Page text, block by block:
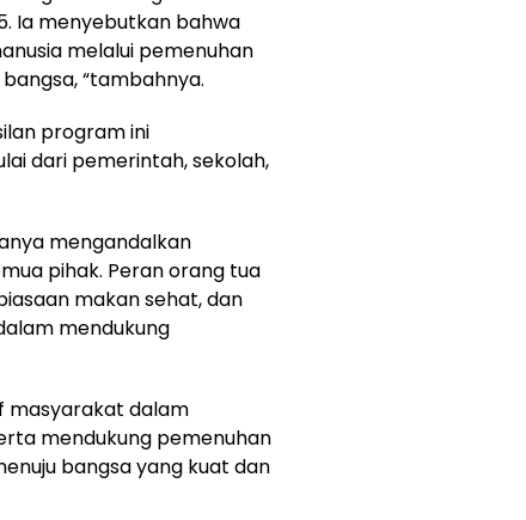
Ia menyebutkan bahwa
melalui pemenuhan
“tambahnya.
program ini
dari pemerintah, sekolah,
mengandalkan
pihak. Peran orang tua
makan sehat, dan
mendukung
masyarakat dalam
mendukung pemenuhan
bangsa yang kuat dan